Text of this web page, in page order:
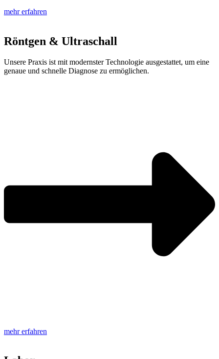
mehr erfahren
Röntgen & Ultraschall
Unsere Praxis ist mit modernster Technologie ausgestattet, um eine
genaue und schnelle Diagnose zu ermöglichen.
mehr erfahren